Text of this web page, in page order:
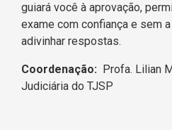
guiará você à aprovação,
exame com confiança e sem
adivinhar respostas.
Coordenação:
Profa. Lilian
Judiciária do TJSP